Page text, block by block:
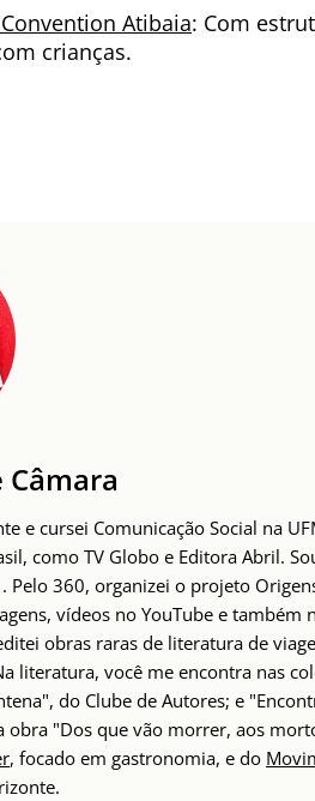
Atibaia: Com
crianças.
Câmara
e cursei Comunicação Social na
como TV Globo e Editora Abril.
Pelo 360, organizei o projeto
vídeos no YouTube e
obras raras de literatura de
literatura, você me encontra nas
do Clube de Autores; e
obra "Dos que vão morrer, aos
, focado em gastronomia, e do